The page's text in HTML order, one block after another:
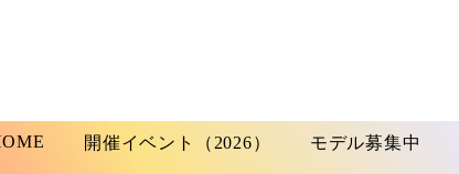
開催イベント（2026） モデル募集中